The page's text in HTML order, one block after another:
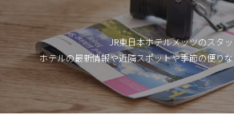
JR東日本ホテルメッツのスタ
ホテルの最新情報や近隣スポットや季節の便り